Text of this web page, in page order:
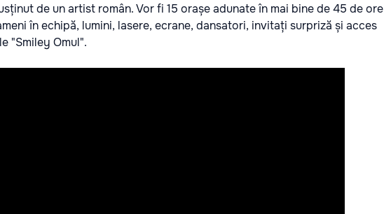
de un artist român. Vor fi 15 orașe adunate în mai bine de 45 de ore
în echipă, lumini, lasere, ecrane, dansatori, invitați surpriză și acces
"Smiley Omul".